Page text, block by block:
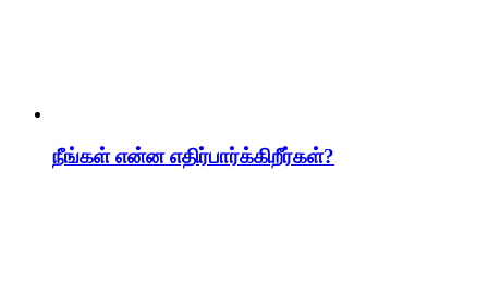
நீங்கள் என்ன எதிர்பார்க்கிறீர்கள்?